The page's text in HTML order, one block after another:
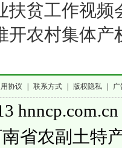
扶贫工作视频
开农村集体产
协议 联系方式 版权隐私 广
省农副土特